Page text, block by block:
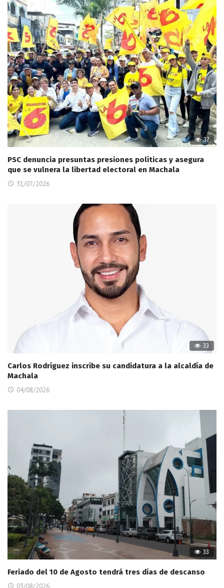
37
PSC denuncia presuntas presiones políticas y asegura
que se vulnera la libertad electoral en Machala
31/07/2026
33
Carlos Rodríguez inscribe su candidatura a la alcaldía de
Machala
04/08/2026
33
Feriado del 10 de Agosto tendrá tres días de descanso
03/08/2026